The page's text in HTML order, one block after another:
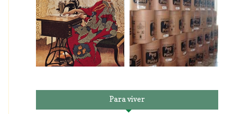
Reforma do sofá, agora é
em patchwork!
The Red Velvet !!! O Perfeito
Para viver